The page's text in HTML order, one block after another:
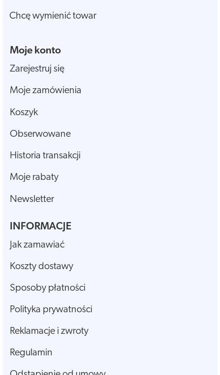
Chcę wymienić towar
Moje konto
Zarejestruj się
Moje zamówienia
Koszyk
Obserwowane
Historia transakcji
Moje rabaty
Newsletter
INFORMACJE
Jak zamawiać
Koszty dostawy
Sposoby płatności
Polityka prywatności
Reklamacje i zwroty
Regulamin